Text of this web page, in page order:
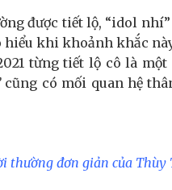
được tiết lộ, “idol
khi khoảnh khắc
từng tiết lộ cô là một
cũng có mối quan hệ
thường đơn giản của Thùy